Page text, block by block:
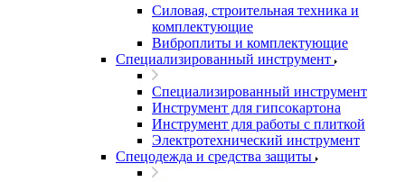
Силовая, строительная техника и
комплектующие
Виброплиты и комплектующие
Специализированный инструмент
Специализированный инструмент
Инструмент для гипсокартона
Инструмент для работы с плиткой
Электротехнический инструмент
Спецодежда и средства защиты